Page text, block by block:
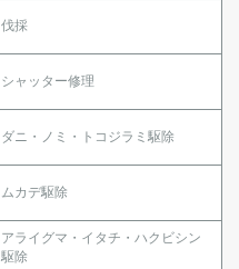
伐採
シャッター修理
ダニ・ノミ・トコジラミ駆除
ムカデ駆除
アライグマ・イタチ・ハクビシン
駆除